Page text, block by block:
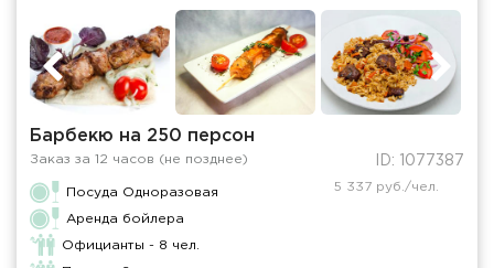
Барбекю на 250 персон
Заказ за 12 часов (не позднее) ID: 1077387
Посуда Одноразовая
Аренда бойлера
Официанты - 8 чел.
5 337 руб./чел.